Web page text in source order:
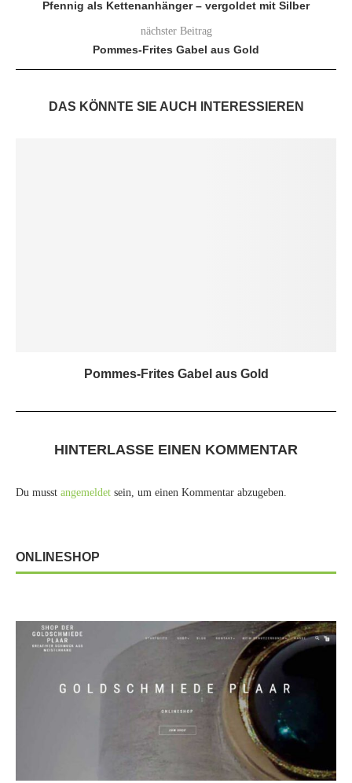
Pfennig als Kettenanhänger – vergoldet mit Silber
nächster Beitrag
Pommes-Frites Gabel aus Gold
DAS KÖNNTE SIE AUCH INTERESSIEREN
Pommes-Frites Gabel aus Gold
HINTERLASSE EINEN KOMMENTAR
Du musst angemeldet sein, um einen Kommentar abzugeben.
ONLINESHOP